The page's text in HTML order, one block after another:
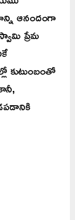
ఆనందంగా
ప్రేమ
కుటుంబంతో